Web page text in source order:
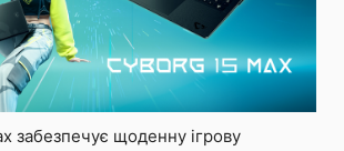
забезпечує щоденну ігрову